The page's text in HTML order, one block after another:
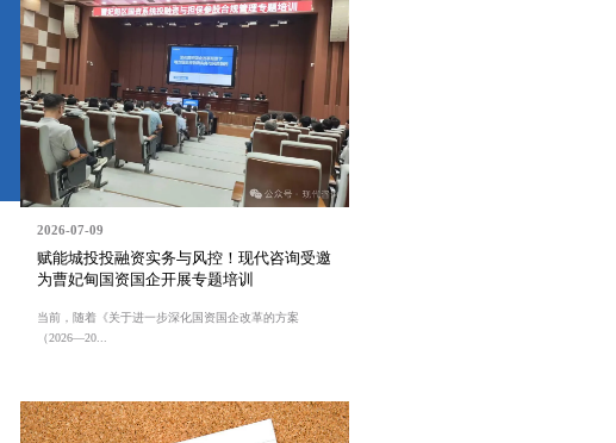
2026-07-09
赋能城投投融资实务与风控！现代咨询受邀
为曹妃甸国资国企开展专题培训
当前，随着《关于进一步深化国资国企改革的方案
（2026—20...